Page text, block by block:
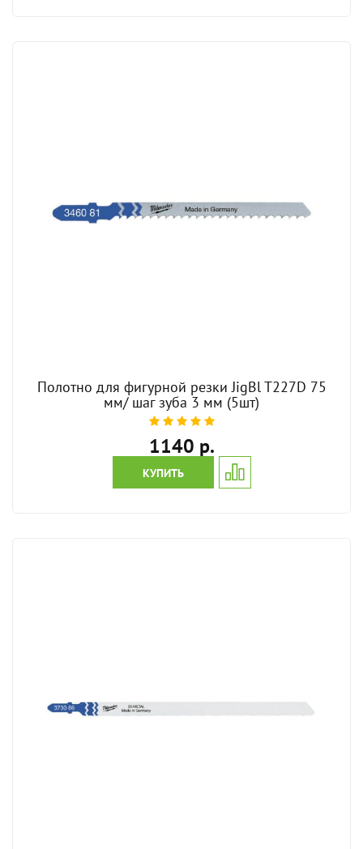
Полотно для фигурной резки JigBl T227D 75
мм/ шаг зуба 3 мм (5шт)
1140 р.
КУПИТЬ